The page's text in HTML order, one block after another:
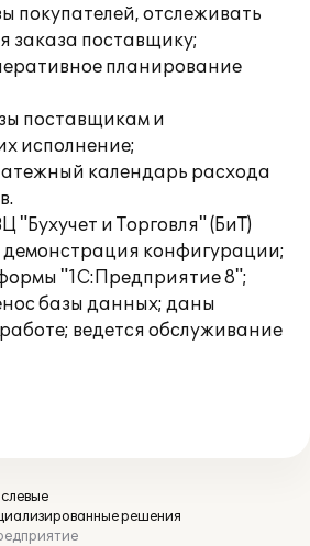
покупателей, отслеживать
заказа поставщику;
планирование
поставщикам и
исполнение;
календарь расхода
"Бухучет и Торговля" (БиТ)
конфигурации;
"1С:Предприятие 8";
базы данных; даны
ведется обслуживание
решения